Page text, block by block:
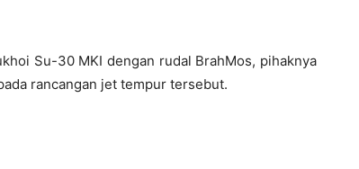
Su-30 MKI dengan rudal BrahMos, pihaknya
rancangan jet tempur tersebut.